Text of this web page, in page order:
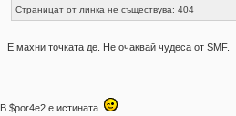
Страницат от линка не съществува: 404
Е махни точката де. Не очаквай чудеса от SMF.
В $por4e2 e истината